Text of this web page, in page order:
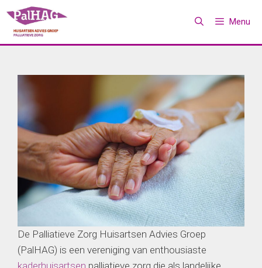
naar
Menu
De Palliatieve Zorg Huisartsen Advies Groep
(PalHAG) is een vereniging van enthousiaste